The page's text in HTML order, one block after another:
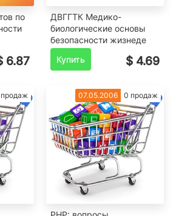
по
6.87
ДВГГТК Медико-
биологические основы
безопасности жизнеде
Купить
$ 4.69
07.05.2006 0 продаж